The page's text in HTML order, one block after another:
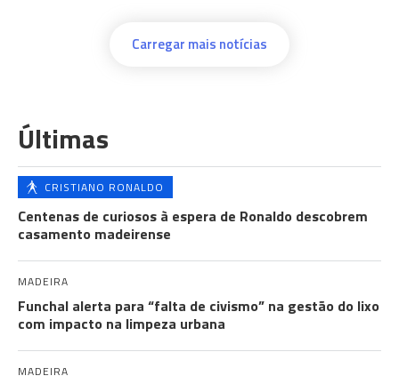
Carregar mais notícias
Últimas
CRISTIANO RONALDO
Centenas de curiosos à espera de Ronaldo descobrem
casamento madeirense
MADEIRA
Funchal alerta para “falta de civismo” na gestão do lixo
com impacto na limpeza urbana
MADEIRA